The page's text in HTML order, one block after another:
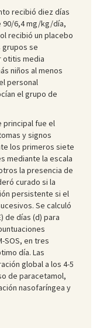
recibió diez días
90/6,4 mg/kg/día,
recibió un placebo
grupos se
otitis media
niños al menos
personal
el grupo de
principal fue el
y signos
los primeros siete
mediante la escala
la presencia de
curado si la
persistente si el
Se calculó
de días (d) para
SOS, en tres
día. Las
global a los 4-5
de paracetamol,
nasofaríngea y